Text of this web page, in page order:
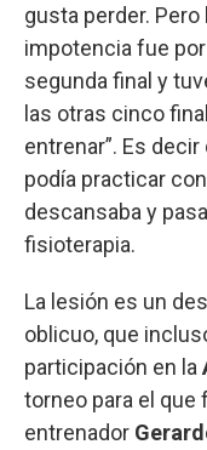
gusta perder.
impotencia fue
segunda final y
las otras cinco
entrenar”. Es
podía practicar
descansaba y
fisioterapia.
La lesión es un
oblicuo, que
participación en la
torneo para el que
entrenador